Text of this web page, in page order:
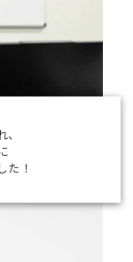
た！